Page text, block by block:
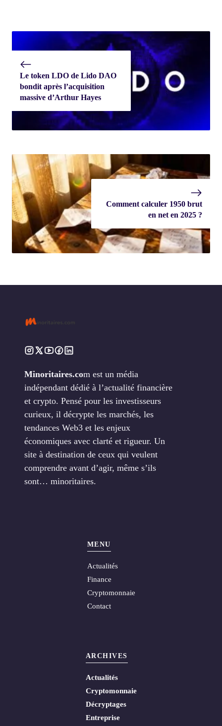
Le token LDO de Lido DAO
bondit après l’acquisition
massive d’Arthur Hayes
Comment calculer 1950 brut
en net en 2025 ?
Minoritaires.com est un média
indépendant dédié à l’actualité financière
et crypto. Pensé pour les investisseurs
curieux, il décrypte les marchés, les
tendances Web3 et les enjeux
économiques avec clarté et rigueur. Un
site à destination de ceux qui veulent
comprendre avant d’agir, même s’ils
sont… minoritaires.
MENU
Actualités
Finance
Cryptomonnaie
Contact
ARCHIVES
Actualités
Cryptomonnaie
Décryptages
Entreprise